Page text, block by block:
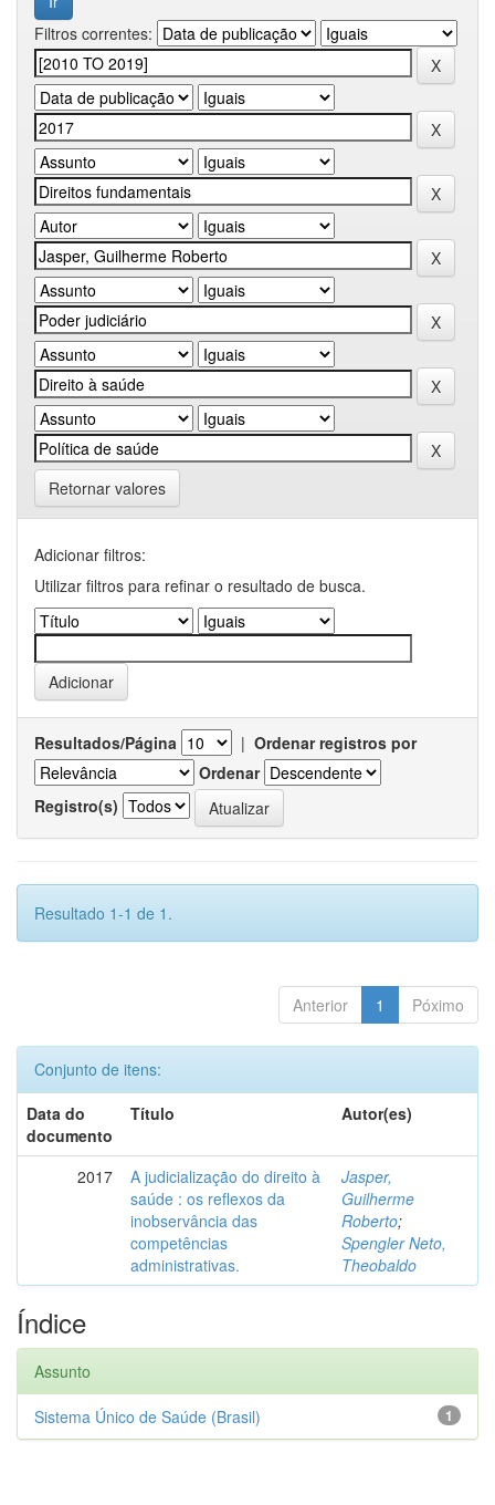
Filtros correntes:
Retornar valores
Adicionar filtros:
Utilizar filtros para refinar o resultado de busca.
Resultados/Página | Ordenar registros por
Ordenar
Registro(s)
Resultado 1-1 de 1.
Anterior 1 Póximo
Conjunto de itens:
Data do
documento
Título Autor(es)
2017
A judicialização do direito à
saúde : os reflexos da
inobservância das
competências
administrativas.
Jasper,
Guilherme
Roberto;
Spengler Neto,
Theobaldo
Índice
Assunto
1
Sistema Único de Saúde (Brasil)